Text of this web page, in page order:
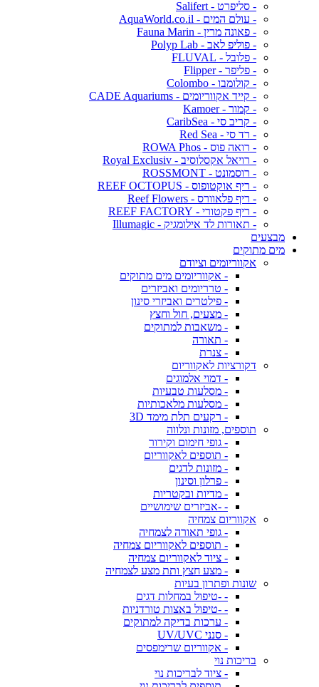
- סליפרט - Salifert
- עולם המים - AquaWorld.co.il
- פאונה מרין - Fauna Marin
- פוליפ לאב - Polyp Lab
- פלובל - FLUVAL
- פליפר - Flipper
- קולומבו - Colombo
- קייד אקווריומים - CADE Aquariums
- קמור - Kamoer
- קריב סי - CaribSea
- רד סי - Red Sea
- רואה פוס - ROWA Phos
- רויאל אקסלוסיב - Royal Exclusiv
- רוסמונט - ROSSMONT
- ריף אוקטופוס - REEF OCTOPUS
- ריף פלאוורס - Reef Flowers
- ריף פקטורי - REEF FACTORY
- תאורות לד אילומגיק - Illumagic
מבצעים
מים מתוקים
אקווריומים וציודם
- אקווריומים מים מתוקים
- טרריומים ואביזרים
- פילטרים ואביזרי סינון
- מצעים, חול וחצץ
- משאבות למתוקים
- תאורה
- צנרת
דקורציות לאקווריום
- דמוי אלמוגים
- מסלעות טבעיות
- מסלעות מלאכותיות
- רקעים תלת מימד 3D
תוספים, מזונות ונלווה
- גופי חימום וקירור
- תוספים לאקווריום
- מזונות לדגים
- פרלון וסינון
- מדיות ובקטריות
- -אביזרים שימושיים
אקווריום צמחיה
- גופי תאורה לצמחיה
- תוספים לאקווריום צמחיה
- ציוד לאקווריום צמחיה
- מצע חצץ ותת מצע לצמחיה
שונות ופתרון בעיות
- -טיפול במחלות דגים
- -טיפול באצות טורדניות
- ערכות בדיקה למתוקים
- סנני UV/UVC
- אקווריום שרימפסים
בריכות נוי
- ציוד לבריכות נוי